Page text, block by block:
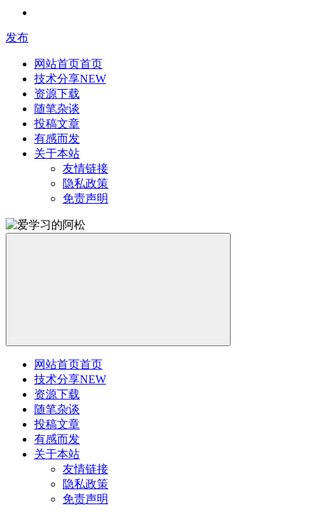
发布
网站首页首页
技术分享NEW
资源下载
随笔杂谈
投稿文章
有感而发
关于本站
友情链接
隐私政策
免责声明
网站首页首页
技术分享NEW
资源下载
随笔杂谈
投稿文章
有感而发
关于本站
友情链接
隐私政策
免责声明